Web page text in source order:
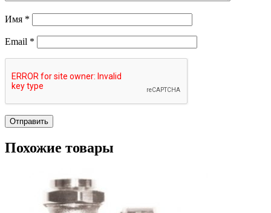
Имя *
Email *
Похожие товары